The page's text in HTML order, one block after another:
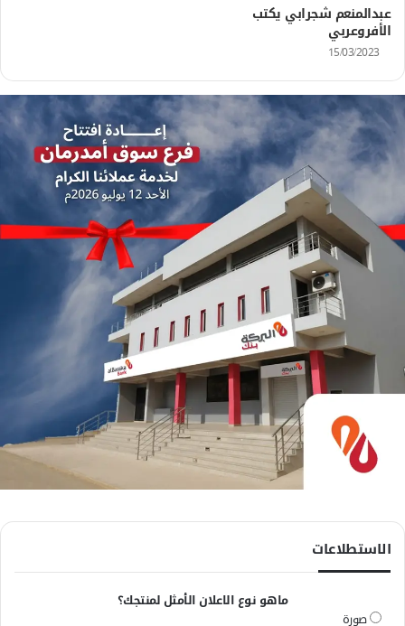
عبدالمنعم شجرابي يكتب
الأفروعربي
15/03/2023
الاستطلاعات
ماهو نوع الاعلان الأمثل لمنتجك؟
صورة